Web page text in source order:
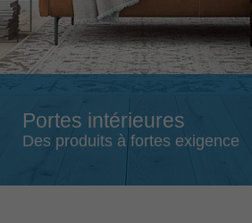
Schweiz
deutsch français
Slovenija
Suomi
Portes intérieures
Des produits à fortes exigence